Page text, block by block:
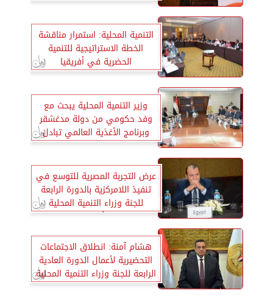
التنمية المحلية: استمرار مناقشة
الخطة الاستراتيجية للتنمية
الحضرية في أفريقيا
وزير التنمية المحلية يبحث مع
وفد حكومي من دولة مدغشقر
وبرنامج الأغذية العالمي تبادل
الخبرات
عرض التجربة المصرية للتوسع في
تنفيذ اللامركزية بالدورة الرابعة
للجنة وزراء التنمية المحلية
الأفارقة
هشام آمنة: انطلاق الاجتماعات
التحضيرية لأعمال الدورة العادية
الرابعة للجنة وزراء التنمية المحلية
بحضور وفود 55 دولة افريقية